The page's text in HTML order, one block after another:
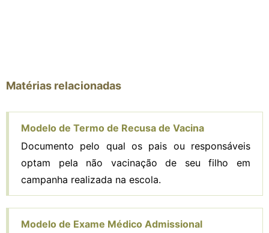
Matérias relacionadas
Modelo de Termo de Recusa de Vacina
Documento pelo qual os pais ou responsáveis
optam pela não vacinação de seu filho em
campanha realizada na escola.
Modelo de Exame Médico Admissional